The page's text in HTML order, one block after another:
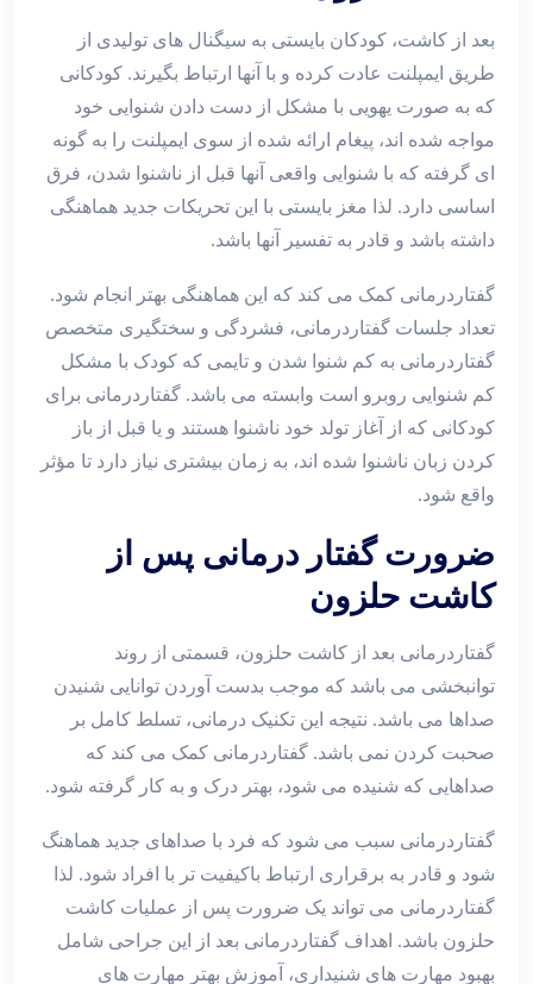
بعد از کاشت، کودکان بایستی به سیگنال های تولیدی از
طریق ایمپلنت عادت کرده و با آنها ارتباط بگیرند. کودکانی
که به صورت یهویی با مشکل از دست دادن شنوایی خود
مواجه شده اند، پیغام ارائه شده از سوی ایمپلنت را به گونه
ای گرفته که با شنوایی واقعی آنها قبل از ناشنوا شدن، فرق
اساسی دارد. لذا مغز بایستی با این تحریکات جدید هماهنگی
داشته باشد و قادر به تفسیر آنها باشد.
گفتاردرمانی کمک می کند که این هماهنگی بهتر انجام شود.
تعداد جلسات گفتاردرمانی، فشردگی و سختگیری متخصص
گفتاردرمانی به کم شنوا شدن و تایمی که کودک با مشکل
کم شنوایی روبرو است وابسته می باشد. گفتاردرمانی برای
کودکانی که از آغاز تولد خود ناشنوا هستند و یا قبل از باز
کردن زبان ناشنوا شده اند، به زمان بیشتری نیاز دارد تا مؤثر
واقع شود.
ضرورت گفتار درمانی پس از
کاشت حلزون
گفتاردرمانی بعد از کاشت حلزون، قسمتی از روند
توانبخشی می باشد که موجب بدست آوردن توانایی شنیدن
صداها می باشد. نتیجه این تکنیک درمانی، تسلط کامل بر
صحبت کردن نمی باشد. گفتاردرمانی کمک می کند که
صداهایی که شنیده می شود، بهتر درک و به کار گرفته شود.
گفتاردرمانی سبب می شود که فرد با صداهای جدید هماهنگ
شود و قادر به برقراری ارتباط باکیفیت تر با افراد شود. لذا
گفتاردرمانی می تواند یک ضرورت پس از عملیات کاشت
حلزون باشد. اهداف گفتاردرمانی بعد از این جراحی شامل
بهبود مهارت های شنیداری، آموزش بهتر مهارت های